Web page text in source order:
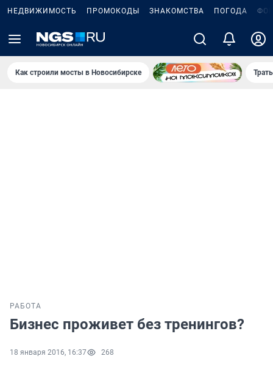
НЕДВИЖИМОСТЬ ПРОМОКОДЫ ЗНАКОМСТВА ПОГОДА
Как строили мосты в Новосибирске
РАБОТА
Бизнес проживет без тренингов?
18 января 2016, 16:37 268